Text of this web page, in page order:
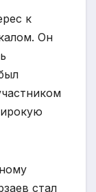
к
Он
стал